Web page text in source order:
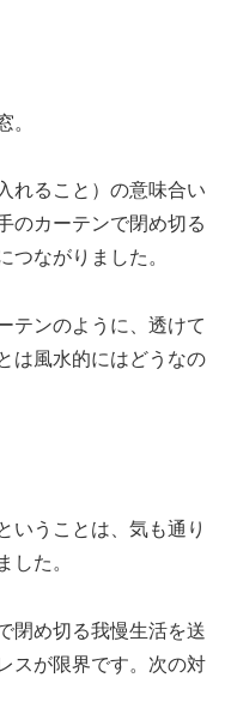
。
れること）の意味合い
のカーテンで閉め切る
つながりました。
テンのように、透けて
は風水的にはどうなの
いうことは、気も通り
した。
閉め切る我慢生活を送
スが限界です。次の対